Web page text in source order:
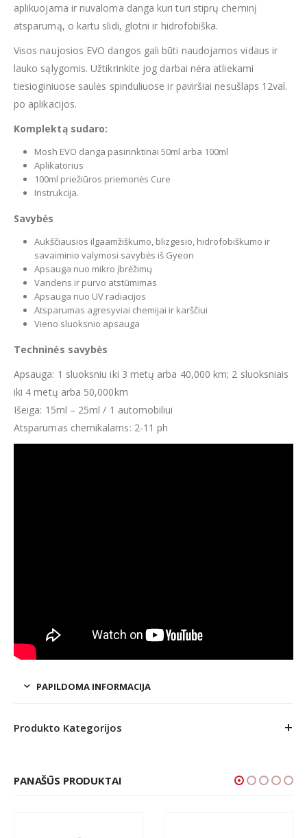
aplikuojama ir nuvaloma danga kuri turi stiprų cheminį
atsparumą, o kartu slidi, glotni ir hidrofobiška.
Visos naujosios EVO dangos gali būti naudojamos vidaus ir
lauko sąlygomis. Užtikrinkite jog darbai nėra atliekami
tiesioginiuose saulės spinduliuose ir paviršiai nesušlaps 12val.
po aplikacijos.
Komplektą sudaro:
Mosh EVO danga pasirinktinai 50ml arba 100ml
Aplikatorius
100ml priežiūros priemonės Cure
Instrukcija.
Savybės
Aukščiausios ilgaamžiškumo, blizgesio, hidrofobiškumo ir
savaiminio valymosi savybės iš Gyeon
Apsauga nuo mikro įbrėžimų
Vandens ir purvo atstūmimas
Apsauga nuo UV radiacijos
Atsparumas agresyviai chemijai ir karščiui
Vieno sluoksnio apsauga
Techninės savybės
Apsauga: 1 sluoksniu iki 3 metų arba 40,000 km; 2 sluoksniais
iki 4 metų arba 50,000km
Išeiga: 15ml – 25ml / 1 automobiliui
Atsparumas chemikalams: 2-11 ph
PAPILDOMA INFORMACIJA
Produkto Kategorijos
PANAŠŪS PRODUKTAI